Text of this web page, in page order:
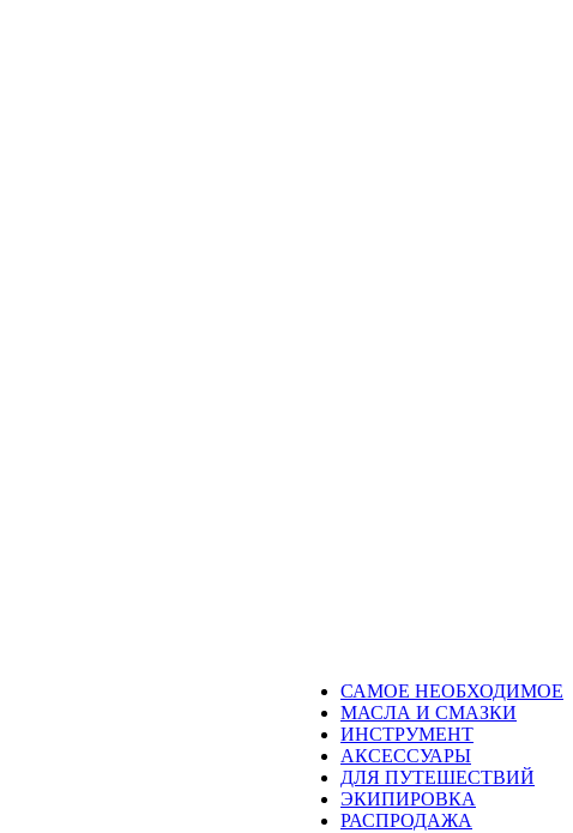
САМОЕ НЕОБХОДИМОЕ
МАСЛА И СМАЗКИ
ИНСТРУМЕНТ
АКСЕССУАРЫ
ДЛЯ ПУТЕШЕСТВИЙ
ЭКИПИРОВКА
РАСПРОДАЖА